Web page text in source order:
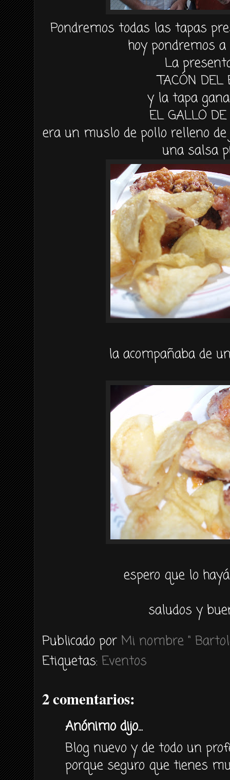
Pondremos todas las tapas
hoy pondremos
La
TACÓN DEL
y la tapa
EL GALLO
era un muslo de pollo relleno
una salsa
la acompañaba de
espero que lo
saludos y
Publicado por Mi nombre "
Etiquetas: Eventos
2 comentarios:
Anónimo dijo...
Blog nuevo y de todo un
porque seguro que tienes